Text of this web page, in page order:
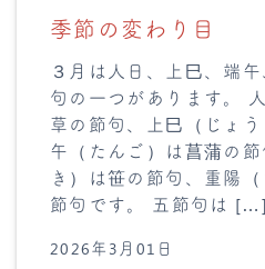
季節の変わり目
３月は人日、上巳、端
句の一つがあります。
草の節句、上巳（じょ
午（たんご）は菖蒲の
き）は笹の節句、重陽
節句です。 五節句は […]
2026年3月01日